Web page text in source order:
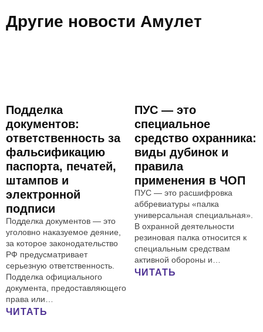
Другие новости Амулет
Подделка
документов:
ответственность за
фальсификацию
паспорта, печатей,
штампов и
электронной
подписи
Подделка документов — это
уголовно наказуемое деяние,
за которое законодательство
РФ предусматривает
серьезную ответственность.
Подделка официального
документа, предоставляющего
права или…
ЧИТАТЬ
ПУС — это
специальное
средство охранника:
виды дубинок и
правила
применения в ЧОП
ПУС — это расшифровка
аббревиатуры «палка
универсальная специальная».
В охранной деятельности
резиновая палка относится к
специальным средствам
активной обороны и…
ЧИТАТЬ